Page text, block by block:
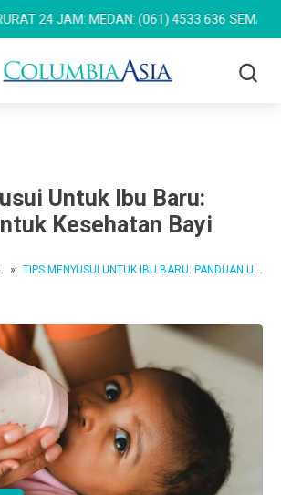
JAM: MEDAN: (061) 4533 636 SEMARANG:
Untuk Ibu Baru:
Kesehatan Bayi
» TIPS MENYUSUI UNTUK IBU BARU: PANDUAN UNTUK KESEHATAN BAYI